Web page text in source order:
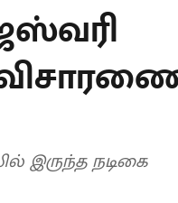
இருந்த நடிகை